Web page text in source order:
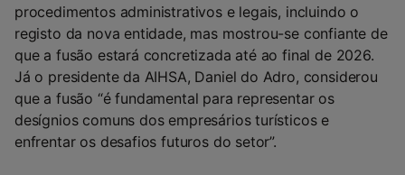
procedimentos administrativos e legais, incluindo o
registo da nova entidade, mas mostrou-se confiante de
que a fusão estará concretizada até ao final de 2026.
Já o presidente da AIHSA, Daniel do Adro, considerou
que a fusão “é fundamental para representar os
desígnios comuns dos empresários turísticos e
enfrentar os desafios futuros do setor”.